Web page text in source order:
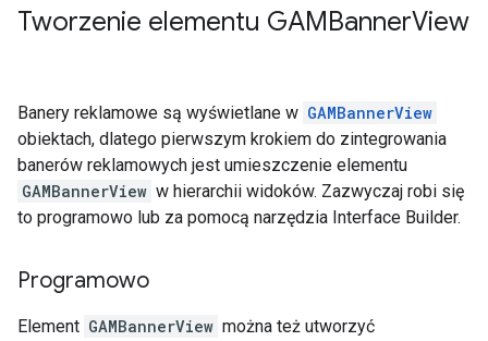
Tworzenie elementu GAMBannerView
Banery reklamowe są wyświetlane w GAMBannerView
obiektach, dlatego pierwszym krokiem do zintegrowania
banerów reklamowych jest umieszczenie elementu
GAMBannerView w hierarchii widoków. Zazwyczaj robi się
to programowo lub za pomocą narzędzia Interface Builder.
Programowo
Element GAMBannerView można też utworzyć